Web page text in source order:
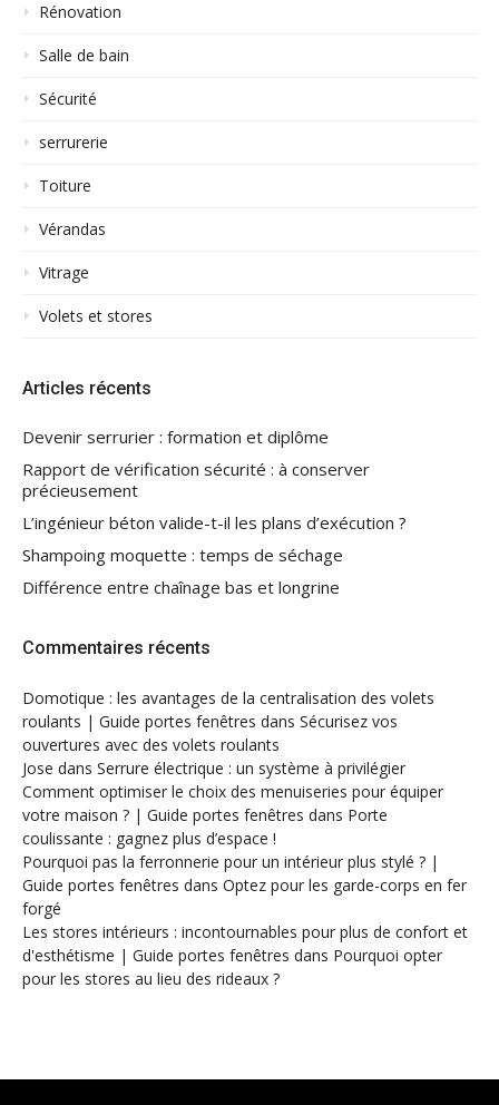
Rénovation
Salle de bain
Sécurité
serrurerie
Toiture
Vérandas
Vitrage
Volets et stores
Articles récents
Devenir serrurier : formation et diplôme
Rapport de vérification sécurité : à conserver
précieusement
L’ingénieur béton valide-t-il les plans d’exécution ?
Shampoing moquette : temps de séchage
Différence entre chaînage bas et longrine
Commentaires récents
Domotique : les avantages de la centralisation des volets
roulants | Guide portes fenêtres dans Sécurisez vos
ouvertures avec des volets roulants
Jose dans Serrure électrique : un système à privilégier
Comment optimiser le choix des menuiseries pour équiper
votre maison ? | Guide portes fenêtres dans Porte
coulissante : gagnez plus d’espace !
Pourquoi pas la ferronnerie pour un intérieur plus stylé ? |
Guide portes fenêtres dans Optez pour les garde-corps en fer
forgé
Les stores intérieurs : incontournables pour plus de confort et
d'esthétisme | Guide portes fenêtres dans Pourquoi opter
pour les stores au lieu des rideaux ?